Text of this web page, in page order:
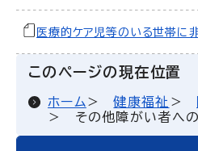
医療的ケア児等のいる世帯に
このページの現在位置
ホーム 健康福祉
その他障がい者へ